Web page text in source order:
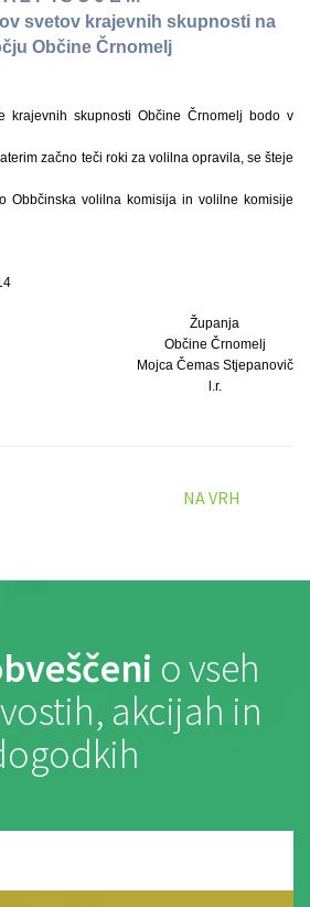
svetov krajevnih skupnosti na
Občine Črnomelj
krajevnih skupnosti Občine Črnomelj bodo v
začno teči roki za volilna opravila, se šteje
Obbčinska volilna komisija in volilne komisije
Županja
Občine Črnomelj
Mojca Čemas Stjepanovič
l.r.
NA VRH
o vseh
akcijah in